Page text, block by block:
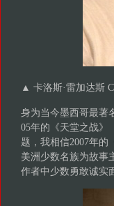
▲ 卡洛斯·雷加达斯
身为当今墨西哥最著
05年的《天堂之战》
题，我相信2007年
美洲少数名族为故事
作者中少数勇敢诚实